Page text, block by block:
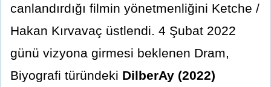
canlandırdığı filmin yönetmenliğini Ketche /
Hakan Kırvavaç üstlendi. 4 Şubat 2022
günü vizyona girmesi beklenen Dram,
Biyografi türündeki DilberAy (2022)